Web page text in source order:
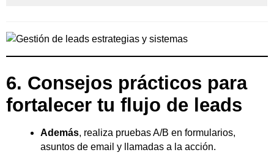
6. Consejos prácticos para
fortalecer tu flujo de leads
Además, realiza pruebas A/B en formularios,
asuntos de email y llamadas a la acción.